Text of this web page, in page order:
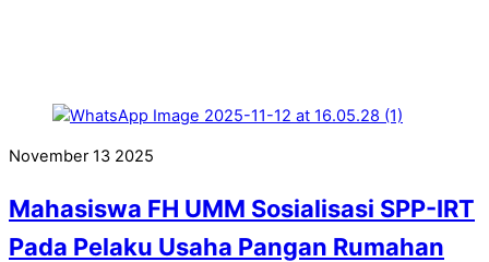
November 13 2025
Mahasiswa FH UMM Sosialisasi SPP-IRT
Pada Pelaku Usaha Pangan Rumahan